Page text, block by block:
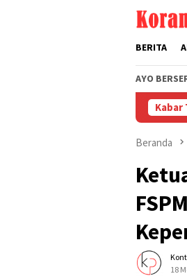
BERITA
AYO
Kabar
Beranda
18